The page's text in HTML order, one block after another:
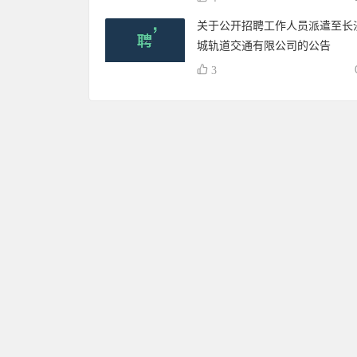
关于公开招聘工作人员派遣至长
城轨道交通有限公司的公告
3